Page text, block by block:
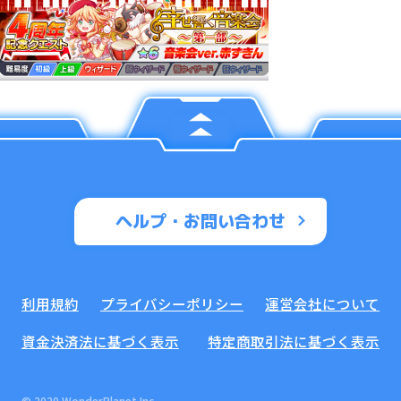
ヘルプ・お問い合わせ
利用規約 プライバシーポリシー
運営会社について
資金決済法に基づく表示
特定商取引法に基づく表示